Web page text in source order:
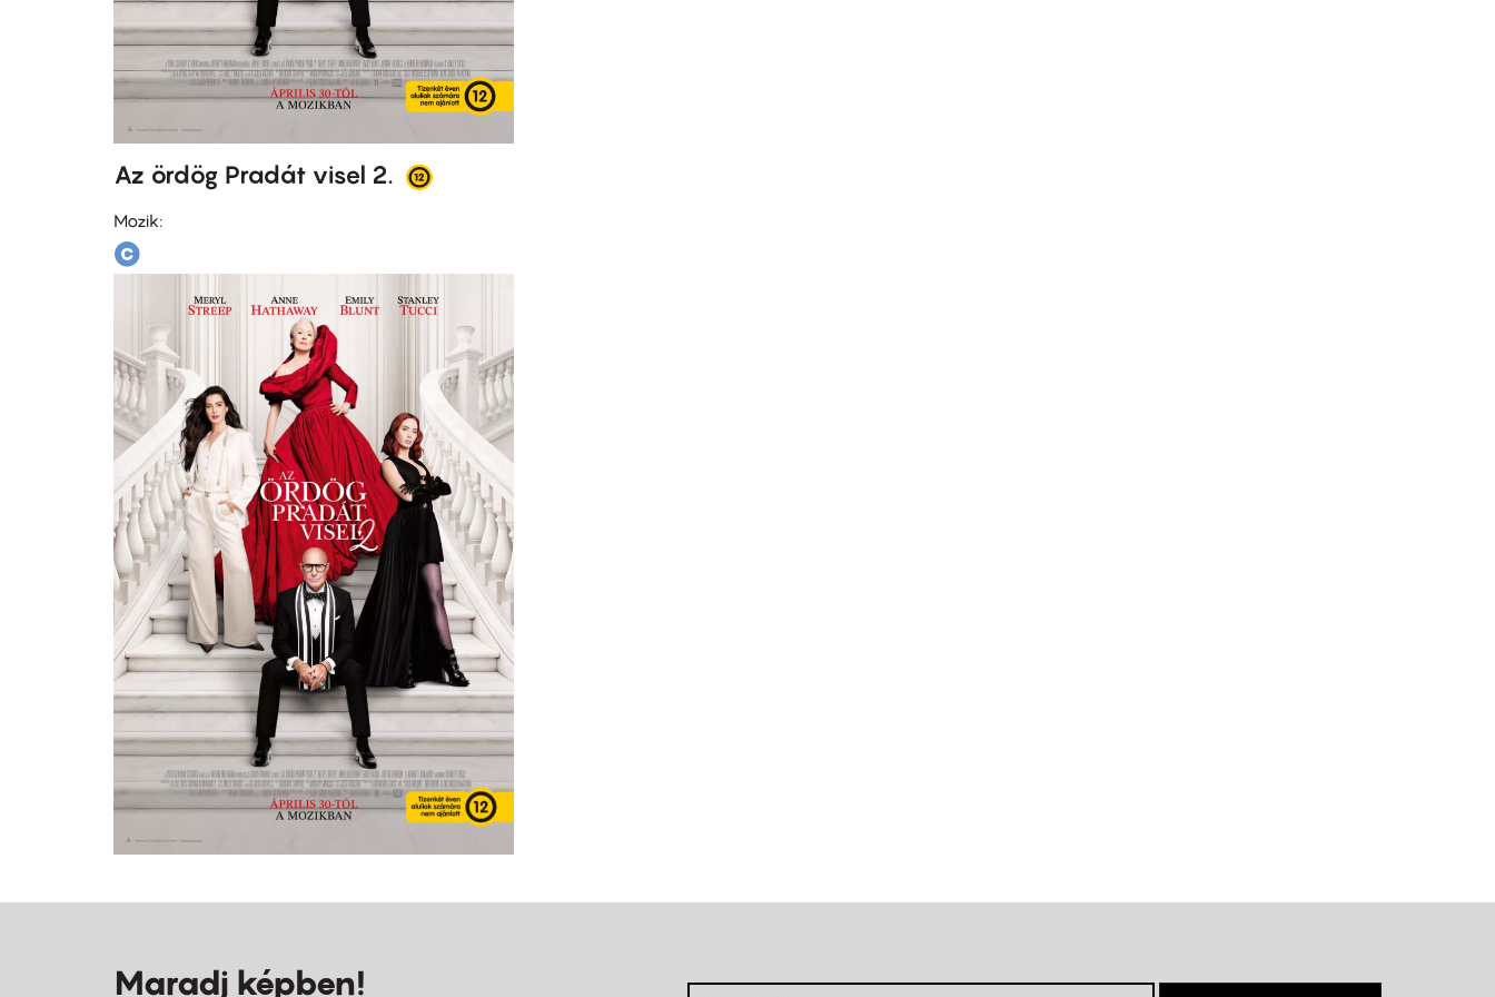
Az ördög Pradát visel 2.
Mozik:
Maradj képben!